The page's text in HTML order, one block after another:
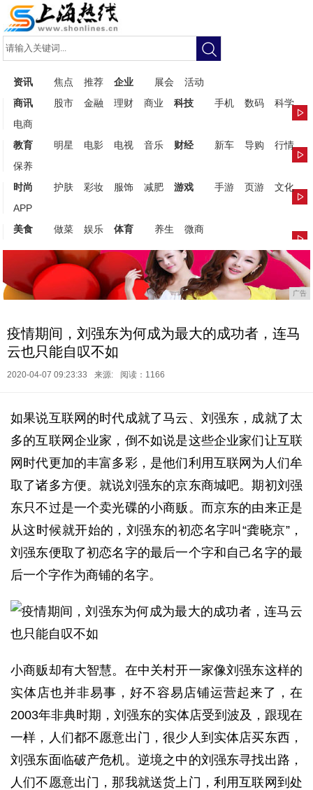
资讯 焦点 推荐 企业 展会
活动
商讯
股市 金融 理财 商业 科技 手机 数码
科学
电商
教育
明星 电影 电视 音乐 财经 新车 导购
行情
保养
时尚
护肤 彩妆 服饰 减肥 游戏 手游 页游
文化
APP
美食
做菜 娱乐 体育 养生 微商
广告
疫情期间，刘强东为何成为最大的成功者，连马
云也只能自叹不如
2020-04-07 09:23:33 来源: 阅读：1166
如果说互联网的时代成就了马云、刘强东，成就了太
多的互联网企业家，倒不如说是这些企业家们让互联
网时代更加的丰富多彩，是他们利用互联网为人们牟
取了诸多方便。就说刘强东的京东商城吧。期初刘强
东只不过是一个卖光碟的小商贩。而京东的由来正是
从这时候就开始的，刘强东的初恋名字叫“龚晓京”，
刘强东便取了初恋名字的最后一个字和自己名字的最
后一个字作为商铺的名字。
小商贩却有大智慧。在中关村开一家像刘强东这样的
实体店也并非易事，好不容易店铺运营起来了，在
2003年非典时期，刘强东的实体店受到波及，跟现在
一样，人们都不愿意出门，很少人到实体店买东西，
刘强东面临破产危机。逆境之中的刘强东寻找出路，
人们不愿意出门，那我就送货上门，利用互联网到处